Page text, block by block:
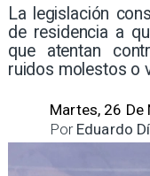
​La legislación
de residencia a
que atentan
ruidos molestos o
Martes, 26
Eduardo
Por